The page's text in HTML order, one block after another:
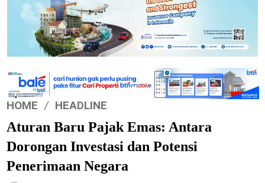
HOME HEADLINE
Aturan Baru Pajak Emas: Antara
Dorongan Investasi dan Potensi
Penerimaan Negara